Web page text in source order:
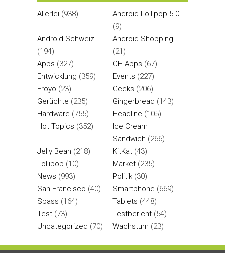
Allerlei (938)
Android Lollipop 5.0
(9)
Android Schweiz
(194)
Android Shopping
(21)
Apps (327) CH Apps (67)
Entwicklung (359) Events (227)
Froyo (23) Geeks (206)
Gerüchte (235) Gingerbread (143)
Hardware (755) Headline (105)
Hot Topics (352)
Ice Cream
Sandwich (266)
Jelly Bean (218) KitKat (43)
Lollipop (10) Market (235)
News (993) Politik (30)
San Francisco (40) Smartphone (669)
Spass (164) Tablets (448)
Test (73) Testbericht (54)
Uncategorized (70) Wachstum (23)